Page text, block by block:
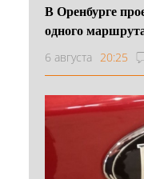
В Оренбурге
одного
6 августа 20:25